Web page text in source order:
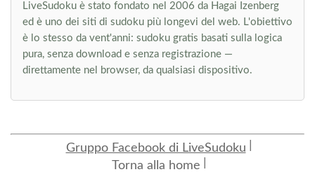
LiveSudoku è stato fondato nel 2006 da Hagai Izenberg
ed è uno dei siti di sudoku più longevi del web. L'obiettivo
è lo stesso da vent'anni: sudoku gratis basati sulla logica
pura, senza download e senza registrazione —
direttamente nel browser, da qualsiasi dispositivo.
Gruppo Facebook di LiveSudoku
Torna alla home